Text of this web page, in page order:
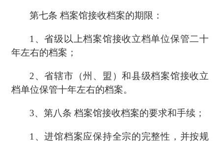
第七条 档案馆接收档案的期限：
1、省级以上档案馆接收立档单位保管二十
年左右的档案；
2、省辖市（州、盟）和县级档案馆接收立
档单位保管十年左右的档案。
3、 第八条 档案馆接收档案的要求和手续；
1、进馆档案应保持全宗的完整性，并按规